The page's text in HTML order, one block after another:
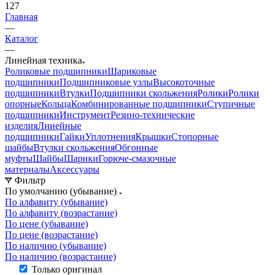
127
Главная
—
Каталог
—
Линейная техника
Роликовые подшипникиШариковые
подшипникиПодшипниковые узлыВысокоточные
подшипникиВтулкиПодшипники скольженияРоликиРолики
опорныеКольцаКомбинированные подшипникиСтупичные
подшипникиИнструментРезино-технические
изделияЛинейные
подшипникиГайкиУплотненияКрышкиСтопорные
шайбыВтулки скольженияОбгонные
муфтыШайбыШарикиГорюче-смазочные
материалыАксессуары
Фильтр
По умолчанию (убывание)
По алфавиту (убывание)
По алфавиту (возрастание)
По цене (убывание)
По цене (возрастание)
По наличию (убывание)
По наличию (возрастание)
Только оригинал